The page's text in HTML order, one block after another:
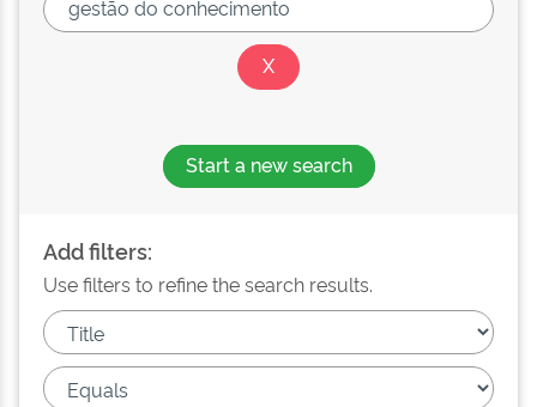
Start a new search
Add filters:
Use filters to refine the search results.